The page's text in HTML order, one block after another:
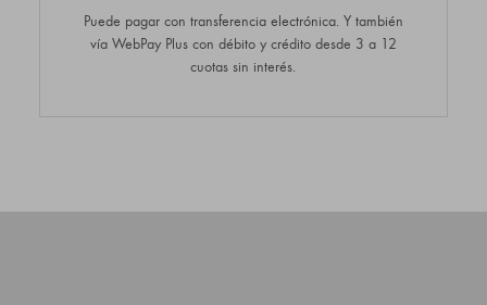
Puede pagar con transferencia electrónica. Y también
vía WebPay Plus con débito y crédito desde 3 a 12
cuotas sin interés.